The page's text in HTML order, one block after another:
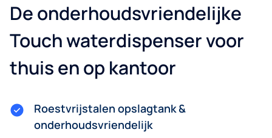
De onderhoudsvriendelijke
Touch waterdispenser voor
thuis en op kantoor
Roestvrijstalen opslagtank &
onderhoudsvriendelijk